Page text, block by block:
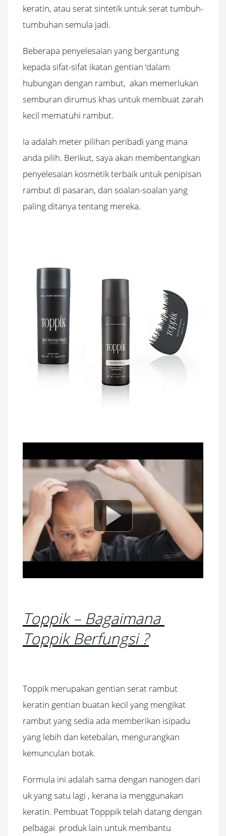
keratin, atau serat sintetik untuk serat tumbuh-
tumbuhan semula jadi.
Beberapa penyelesaian yang bergantung
kepada sifat-sifat ikatan gentian ‘dalam
hubungan dengan rambut, akan memerlukan
semburan dirumus khas untuk membuat zarah
kecil mematuhi rambut.
Ia adalah meter pilihan peribadi yang mana
anda pilih. Berikut, saya akan membentangkan
penyelesaian kosmetik terbaik untuk penipisan
rambut di pasaran, dan soalan-soalan yang
paling ditanya tentang mereka.
Toppik – Bagaimana
Toppik Berfungsi ?
Toppik merupakan gentian serat rambut
keratin gentian buatan kecil yang mengikat
rambut yang sedia ada memberikan isipadu
yang lebih dan ketebalan, mengurangkan
kemunculan botak.
Formula ini adalah sama dengan nanogen dari
uk yang satu lagi , kerana ia menggunakan
keratin. Pembuat Topppik telah datang dengan
pelbagai produk lain untuk membantu